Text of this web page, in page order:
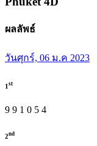
ผลลัพธ์
วันศุกร์, 06 ม.ค 2023
1 st
9 9 1 0 5 4
2nd